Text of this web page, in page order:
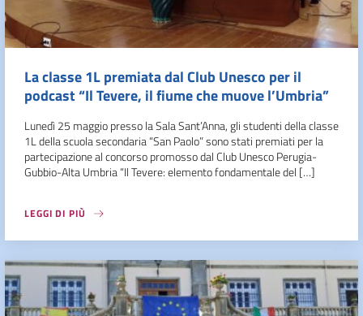
La classe 1L premiata dal Club Unesco per il
podcast “Il Tevere, il fiume che muove l’Umbria”
Lunedì 25 maggio presso la Sala Sant’Anna, gli studenti della classe
1L della scuola secondaria “San Paolo” sono stati premiati per la
partecipazione al concorso promosso dal Club Unesco Perugia-
Gubbio-Alta Umbria “Il Tevere: elemento fondamentale del […]
LEGGI DI PIÙ